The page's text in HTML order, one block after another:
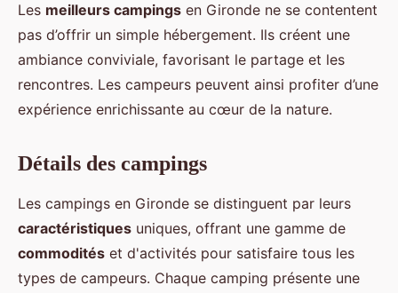
Les meilleurs campings en Gironde ne se contentent
pas d’offrir un simple hébergement. Ils créent une
ambiance conviviale, favorisant le partage et les
rencontres. Les campeurs peuvent ainsi profiter d’une
expérience enrichissante au cœur de la nature.
Détails des campings
Les campings en Gironde se distinguent par leurs
caractéristiques uniques, offrant une gamme de
commodités et d'activités pour satisfaire tous les
types de campeurs. Chaque camping présente une